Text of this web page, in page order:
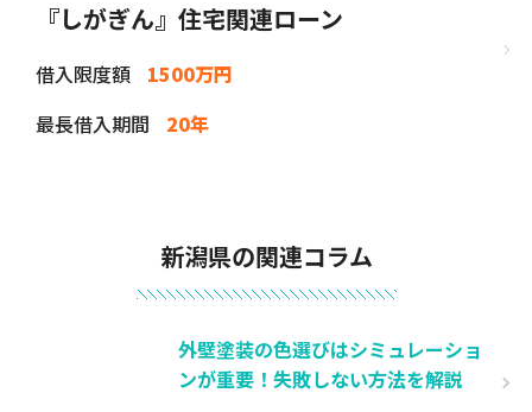
『しがぎん』住宅関連ローン
借入限度額
1500万円
最長借入期間
20年
新潟県の関連コラム
外壁塗装の色選びはシミュレーショ
ンが重要！失敗しない方法を解説